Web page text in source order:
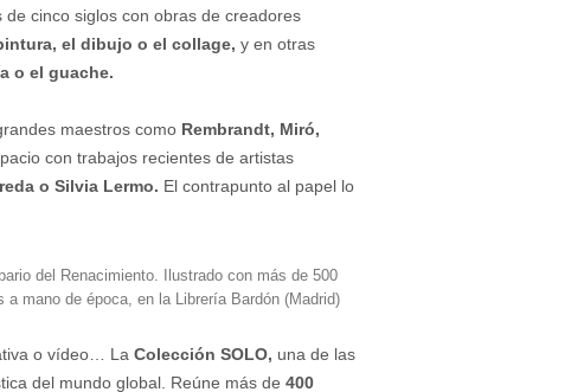
cinco siglos con obras de creadores
el dibujo o el collage, y en otras
o el guache.
maestros como Rembrandt, Miró,
con trabajos recientes de artistas
o Silvia Lermo. El contrapunto al papel lo
del Renacimiento. Ilustrado con más de 500
mano de época, en la Librería Bardón (Madrid)
o vídeo… La Colección SOLO, una de las
del mundo global. Reúne más de 400